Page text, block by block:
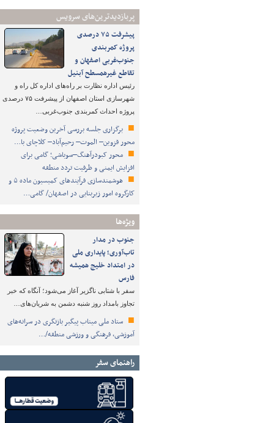
پربازدیدترین‌های سرویس
پیشرفت ۷۵ درصدی
پروژه کمربندی
جنوب‌غربی اصفهان و
تقاطع غیرهمسطح آبنیل
رئیس اداره نظارت بر راه‌های اداره کل راه و
شهرسازی استان اصفهان از پیشرفت ۷۵ درصدی
پروژه احداث کمربندی جنوب‌غربی…
برگزاری جلسه بررسی آخرین وضعیت پروژه
محور قزوین– الموت– رحیم‌آباد– کلاچای با…
محور کبودرآهنگ–سوباشی؛ گامی برای
افزایش ایمنی و ظرفیت تردد منطقه
هوشمندسازی فرآیندهای کمیسیون ماده ۵ و
کارگروه امور زیربنایی در اصفهان/ گامی…
ویژه‌ها
جنوب در مدار
تاب‌آوری؛ پایداری ملی
در امتداد خلیج همیشه
فارس
سفر با شتابی ناگزیر آغاز می‌شود؛ آنگاه که خبر
تجاوز بامداد روز شنبه دشمن به شریان‌های…
ستاد ملی میناب پیگیر بازنگری در سرانه‌های
آموزشی، فرهنگی و ورزشی منطقه/…
راهنمای سفر